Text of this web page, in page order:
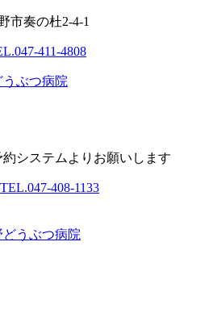
市奏の杜2-4-1
411-4808
ぶつ病院
システムよりお願いします
TEL.047-408-1133
どうぶつ病院